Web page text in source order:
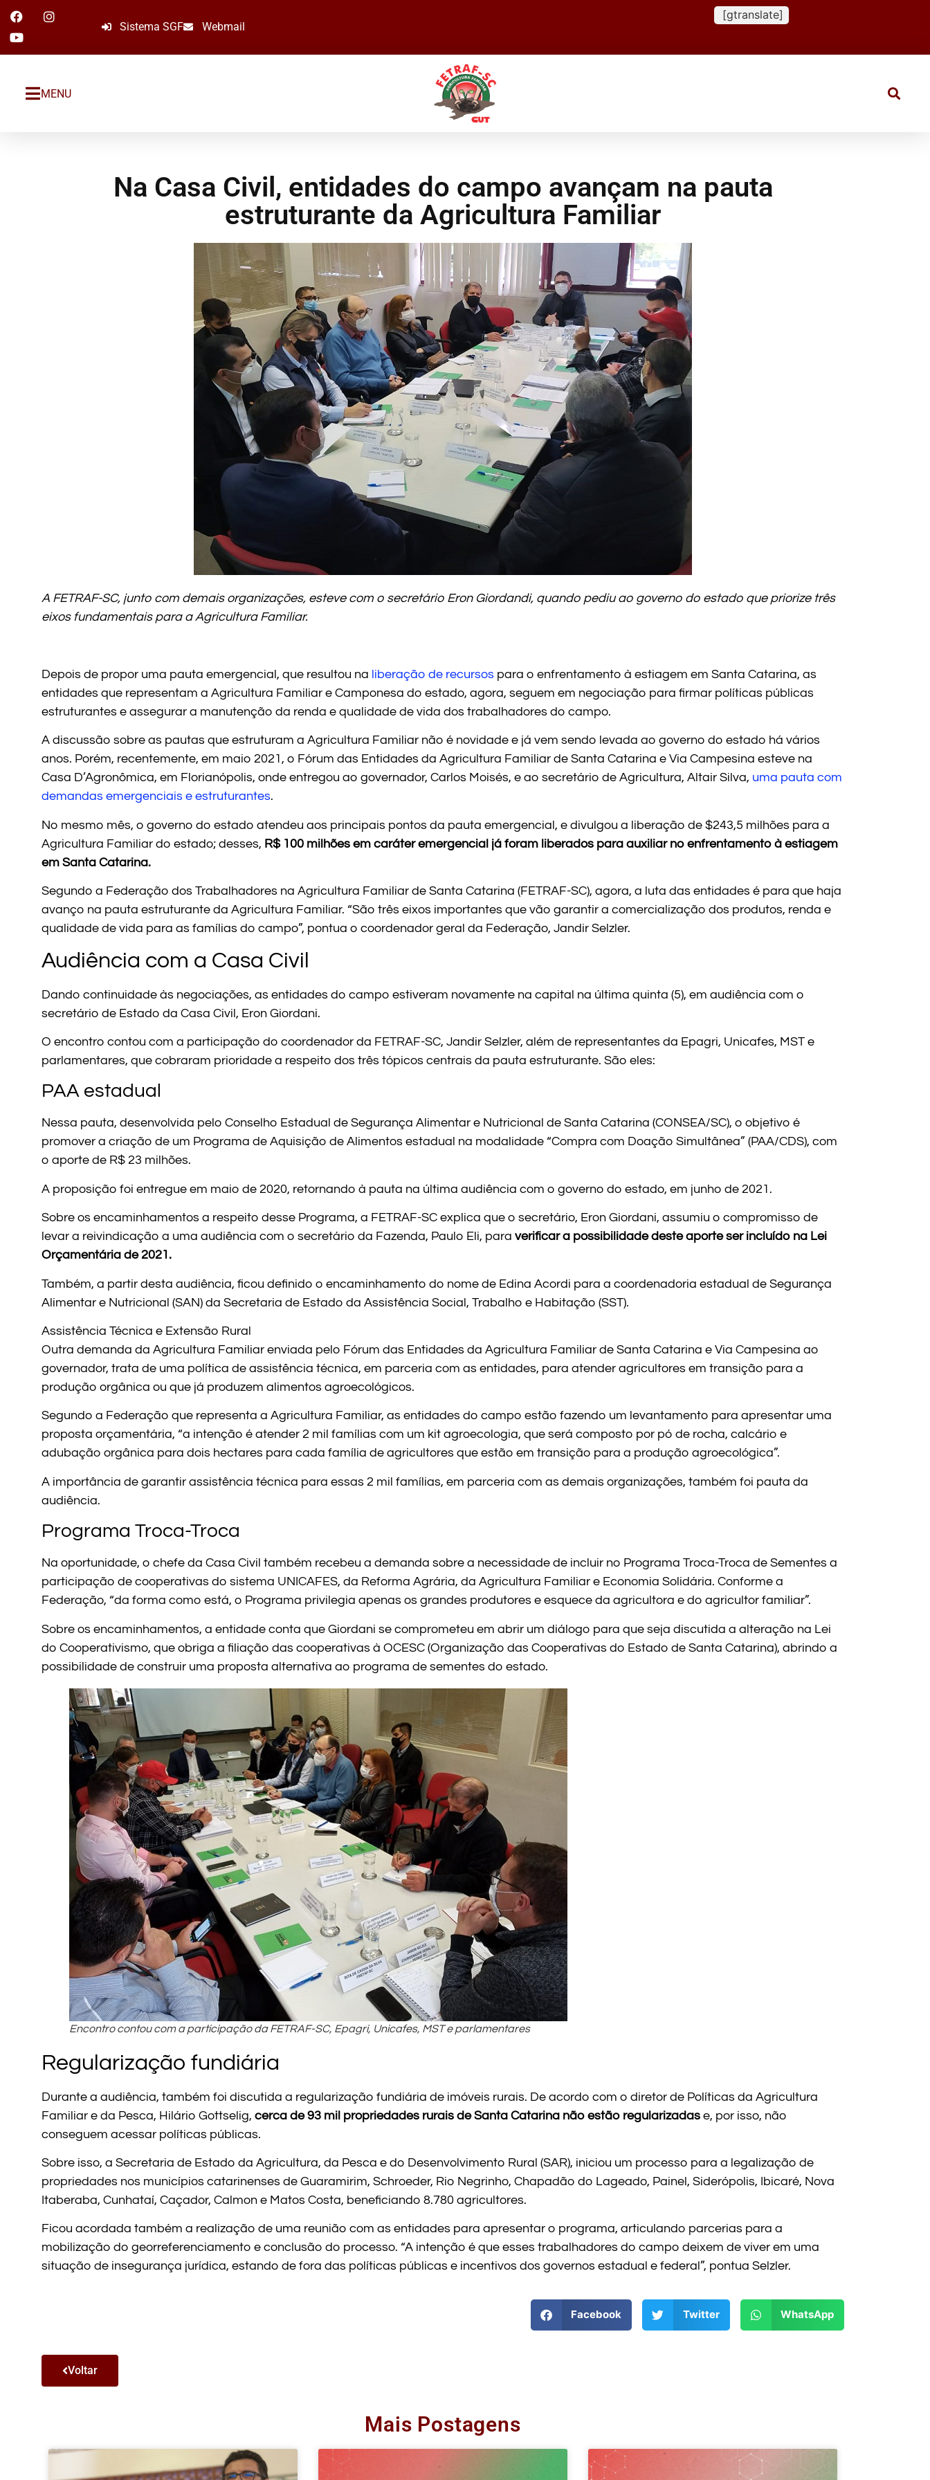
Sistema SGF Webmail
[gtranslate]
MENU
Na Casa Civil, entidades do campo avançam na pauta
estruturante da Agricultura Familiar
A FETRAF-SC, junto com demais organizações, esteve com o secretário Eron Giordandi, quando pediu ao governo do estado que priorize três
eixos fundamentais para a Agricultura Familiar.
Depois de propor uma pauta emergencial, que resultou na liberação de recursos para o enfrentamento à estiagem em Santa Catarina, as
entidades que representam a Agricultura Familiar e Camponesa do estado, agora, seguem em negociação para firmar políticas públicas
estruturantes e assegurar a manutenção da renda e qualidade de vida dos trabalhadores do campo.
A discussão sobre as pautas que estruturam a Agricultura Familiar não é novidade e já vem sendo levada ao governo do estado há vários
anos. Porém, recentemente, em maio 2021, o Fórum das Entidades da Agricultura Familiar de Santa Catarina e Via Campesina esteve na
Casa D’Agronômica, em Florianópolis, onde entregou ao governador, Carlos Moisés, e ao secretário de Agricultura, Altair Silva, uma pauta com
demandas emergenciais e estruturantes.
No mesmo mês, o governo do estado atendeu aos principais pontos da pauta emergencial, e divulgou a liberação de $243,5 milhões para a
Agricultura Familiar do estado; desses, R$ 100 milhões em caráter emergencial já foram liberados para auxiliar no enfrentamento à estiagem
em Santa Catarina.
Segundo a Federação dos Trabalhadores na Agricultura Familiar de Santa Catarina (FETRAF-SC), agora, a luta das entidades é para que haja
avanço na pauta estruturante da Agricultura Familiar. “São três eixos importantes que vão garantir a comercialização dos produtos, renda e
qualidade de vida para as famílias do campo”, pontua o coordenador geral da Federação, Jandir Selzler.
Audiência com a Casa Civil
Dando continuidade às negociações, as entidades do campo estiveram novamente na capital na última quinta (5), em audiência com o
secretário de Estado da Casa Civil, Eron Giordani.
O encontro contou com a participação do coordenador da FETRAF-SC, Jandir Selzler, além de representantes da Epagri, Unicafes, MST e
parlamentares, que cobraram prioridade a respeito dos três tópicos centrais da pauta estruturante. São eles:
PAA estadual
Nessa pauta, desenvolvida pelo Conselho Estadual de Segurança Alimentar e Nutricional de Santa Catarina (CONSEA/SC), o objetivo é
promover a criação de um Programa de Aquisição de Alimentos estadual na modalidade “Compra com Doação Simultânea” (PAA/CDS), com
o aporte de R$ 23 milhões.
A proposição foi entregue em maio de 2020, retornando à pauta na última audiência com o governo do estado, em junho de 2021.
Sobre os encaminhamentos a respeito desse Programa, a FETRAF-SC explica que o secretário, Eron Giordani, assumiu o compromisso de
levar a reivindicação a uma audiência com o secretário da Fazenda, Paulo Eli, para verificar a possibilidade deste aporte ser incluído na Lei
Orçamentária de 2021.
Também, a partir desta audiência, ficou definido o encaminhamento do nome de Edina Acordi para a coordenadoria estadual de Segurança
Alimentar e Nutricional (SAN) da Secretaria de Estado da Assistência Social, Trabalho e Habitação (SST).
Assistência Técnica e Extensão Rural
Outra demanda da Agricultura Familiar enviada pelo Fórum das Entidades da Agricultura Familiar de Santa Catarina e Via Campesina ao
governador, trata de uma política de assistência técnica, em parceria com as entidades, para atender agricultores em transição para a
produção orgânica ou que já produzem alimentos agroecológicos.
Segundo a Federação que representa a Agricultura Familiar, as entidades do campo estão fazendo um levantamento para apresentar uma
proposta orçamentária, “a intenção é atender 2 mil famílias com um kit agroecologia, que será composto por pó de rocha, calcário e
adubação orgânica para dois hectares para cada família de agricultores que estão em transição para a produção agroecológica”.
A importância de garantir assistência técnica para essas 2 mil famílias, em parceria com as demais organizações, também foi pauta da
audiência.
Programa Troca-Troca
Na oportunidade, o chefe da Casa Civil também recebeu a demanda sobre a necessidade de incluir no Programa Troca-Troca de Sementes a
participação de cooperativas do sistema UNICAFES, da Reforma Agrária, da Agricultura Familiar e Economia Solidária. Conforme a
Federação, “da forma como está, o Programa privilegia apenas os grandes produtores e esquece da agricultora e do agricultor familiar”.
Sobre os encaminhamentos, a entidade conta que Giordani se comprometeu em abrir um diálogo para que seja discutida a alteração na Lei
do Cooperativismo, que obriga a filiação das cooperativas à OCESC (Organização das Cooperativas do Estado de Santa Catarina), abrindo a
possibilidade de construir uma proposta alternativa ao programa de sementes do estado.
Encontro contou com a participação da FETRAF-SC, Epagri, Unicafes, MST e parlamentares
Regularização fundiária
Durante a audiência, também foi discutida a regularização fundiária de imóveis rurais. De acordo com o diretor de Políticas da Agricultura
Familiar e da Pesca, Hilário Gottselig, cerca de 93 mil propriedades rurais de Santa Catarina não estão regularizadas e, por isso, não
conseguem acessar políticas públicas.
Sobre isso, a Secretaria de Estado da Agricultura, da Pesca e do Desenvolvimento Rural (SAR), iniciou um processo para a legalização de
propriedades nos municípios catarinenses de Guaramirim, Schroeder, Rio Negrinho, Chapadão do Lageado, Painel, Siderópolis, Ibicaré, Nova
Itaberaba, Cunhataí, Caçador, Calmon e Matos Costa, beneficiando 8.780 agricultores.
Ficou acordada também a realização de uma reunião com as entidades para apresentar o programa, articulando parcerias para a
mobilização do georreferenciamento e conclusão do processo. “A intenção é que esses trabalhadores do campo deixem de viver em uma
situação de insegurança jurídica, estando de fora das políticas públicas e incentivos dos governos estadual e federal”, pontua Selzler.
Facebook Twitter WhatsApp
Voltar
Mais Postagens